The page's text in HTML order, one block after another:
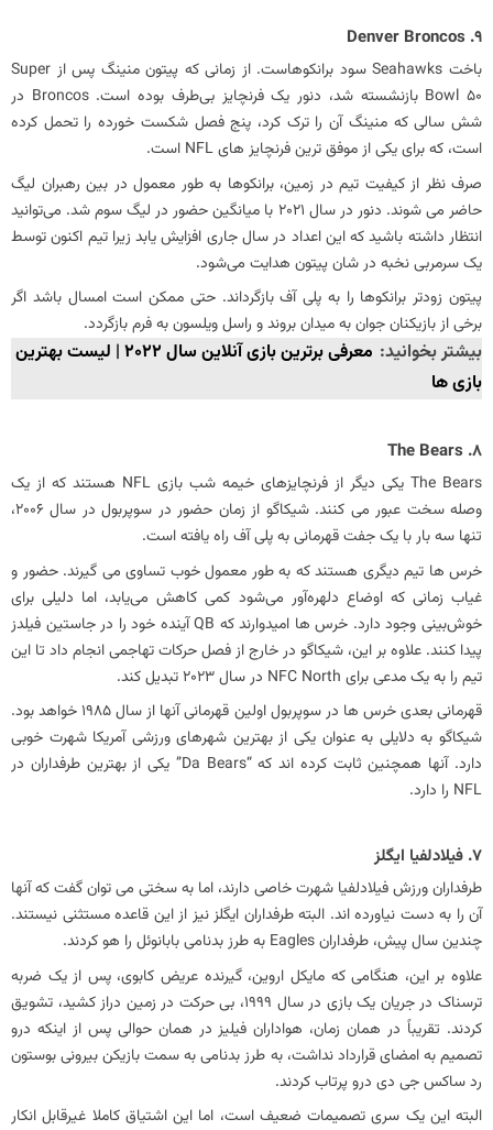
باخت Seahawks سود برانکوهاست. از زمانی که پیتون منینگ پس از Super
Bowl 50 بازنشسته شد، دنور یک فرنچایز بی‌طرف بوده است. Broncos در
شش سالی که منینگ آن را ترک کرد، پنج فصل شکست خورده را تحمل کرده
است، که برای یکی از موفق‌ ترین فرنچایز های NFL است.
صرف نظر از کیفیت تیم در زمین، برانکوها به طور معمول در بین رهبران لیگ
حاضر می شوند. دنور در سال 2021 با میانگین حضور در لیگ سوم شد. می‌توانید
انتظار داشته باشید که این اعداد در سال جاری افزایش یابد زیرا تیم اکنون توسط
یک سرمربی نخبه در شان پیتون هدایت می‌شود.
پیتون زودتر برانکوها را به پلی آف بازگرداند. حتی ممکن است امسال باشد اگر
برخی از بازیکنان جوان به میدان بروند و راسل ویلسون به فرم بازگردد.
بیشتر بخوانید:
معرفی برترین بازی آنلاین سال 2022 | لیست بهترین
بازی ها
8. The Bears
‏The Bears یکی دیگر از فرنچایزهای خیمه شب بازی NFL هستند که از یک
وصله سخت عبور می کنند. شیکاگو از زمان حضور در سوپربول در سال 2006،
تنها سه بار با یک جفت قهرمانی به پلی آف راه یافته است.
خرس ها تیم دیگری هستند که به طور معمول خوب تساوی می گیرند. حضور و
غیاب زمانی که اوضاع دلهره‌آور می‌شود کمی کاهش می‌یابد، اما دلیلی برای
خوش‌بینی وجود دارد. خرس ها امیدوارند که QB آینده خود را در جاستین فیلدز
پیدا کنند. علاوه بر این، شیکاگو در خارج از فصل حرکات تهاجمی انجام داد تا این
تیم را به یک مدعی برای NFC North در سال 2023 تبدیل کند.
قهرمانی بعدی خرس‌ ها در سوپربول اولین قهرمانی آنها از سال 1985 خواهد بود.
شیکاگو به دلایلی به عنوان یکی از بهترین شهرهای ورزشی آمریکا شهرت خوبی
دارد. آنها همچنین ثابت کرده اند که “Da Bears” یکی از بهترین طرفداران در
NFL را دارد.
7. فیلادلفیا ایگلز
طرفداران ورزش فیلادلفیا شهرت خاصی دارند، اما به سختی می توان گفت که آنها
آن را به دست نیاورده اند. البته طرفداران ایگلز نیز از این قاعده مستثنی نیستند.
چندین سال پیش، طرفداران Eagles به طرز بدنامی بابانوئل را هو کردند.
علاوه بر این، هنگامی که مایکل اروین، گیرنده عریض کابوی، پس از یک ضربه
ترسناک در جریان یک بازی در سال 1999، بی حرکت در زمین دراز کشید، تشویق
کردند. تقریباً در همان زمان، هواداران فیلیز در همان حوالی پس از اینکه درو
تصمیم به امضای قرارداد نداشت، به طرز بدنامی به سمت بازیکن بیرونی بوستون
رد ساکس جی دی درو پرتاب کردند.
البته این یک سری تصمیمات ضعیف است، اما این اشتیاق کاملا غیرقابل انکار